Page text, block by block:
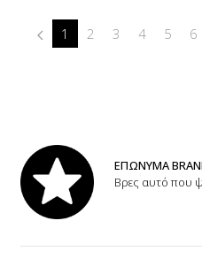
1 2 3 4 5 6
ΕΠΩΝΥΜΑ
Βρες αυτό που